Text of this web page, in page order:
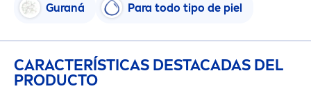
Guraná Para todo tipo de piel
CARACTERÍSTICAS DESTACADAS DEL
PRODUCTO